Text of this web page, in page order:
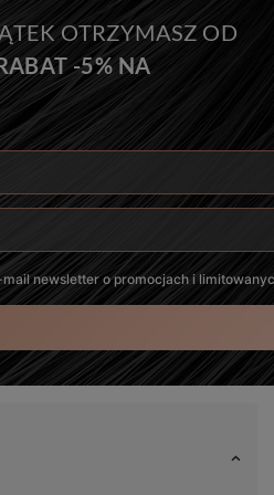
Nie
Klasa jakości
12A+
Gwarancja produktu
OTRZYMASZ OD
-5% NA
newsletter o promocjach i